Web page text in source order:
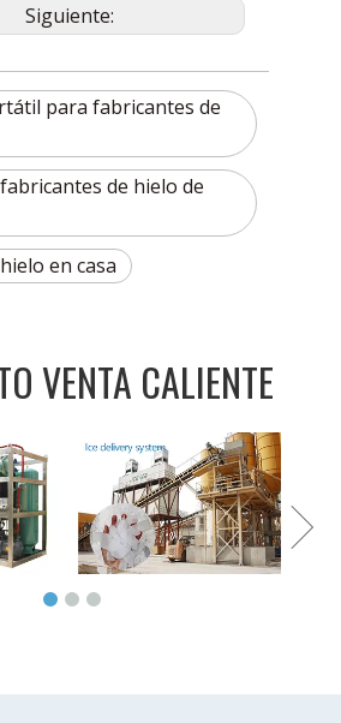
Siguiente:
para fabricantes de
de hielo de
en casa
VENTA CALIENTE